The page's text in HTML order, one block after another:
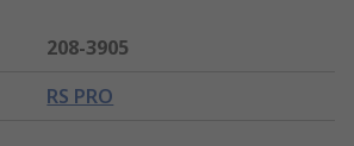
208-3905
RS PRO